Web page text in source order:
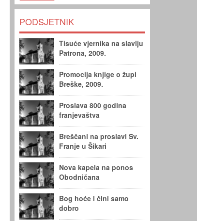
PODSJETNIK
Tisuće vjernika na slavlju
Patrona, 2009.
Promocija knjige o župi
Breške, 2009.
Proslava 800 godina
franjevaštva
Breščani na proslavi Sv.
Franje u Šikari
Nova kapela na ponos
Obodničana
Bog hoće i čini samo
dobro